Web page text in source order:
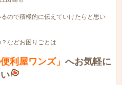
ので積極的に伝えていけたらと思い
などお困りごとは
利屋ワンズ」 へお気軽に